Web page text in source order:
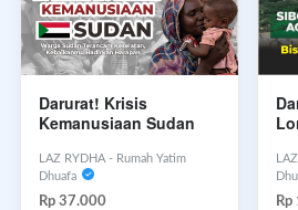
Darurat! Krisis
Kemanusiaan Sudan
LAZ RYDHA - Rumah Yatim
Dhuafa
Rp 37.000